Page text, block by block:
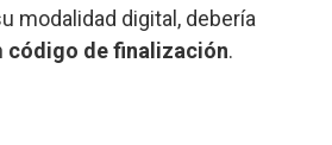
modalidad digital, debería
código de finalización.